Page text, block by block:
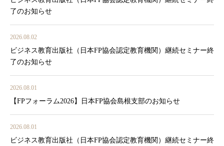
了のお知らせ
2026.08.02
ビジネス教育出版社（日本FP協会認定教育機関）継続セミナー終
了のお知らせ
2026.08.01
【FPフォーラム2026】日本FP協会島根支部のお知らせ
2026.08.01
ビジネス教育出版社（日本FP協会認定教育機関）継続セミナー終